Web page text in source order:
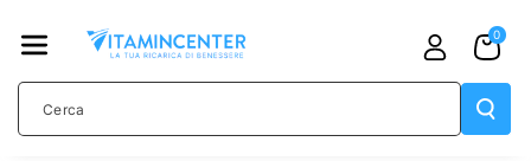
AI CONTE
Cerca
0